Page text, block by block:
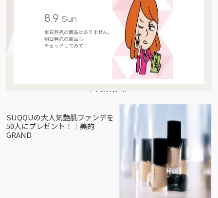
8.9 Sun
本日発売の商品はありません。
明日発売の商品も
チェックしてみて！
Present
SUQQUの大人気艶肌ファンデを
50人にプレゼント！｜美的
GRAND